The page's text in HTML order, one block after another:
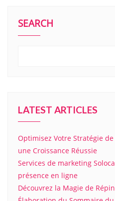
SEARCH
LATEST ARTICLES
Optimisez Votre Stratégie
une Croissance Réussie
Services de marketing
présence en ligne
Découvrez la Magie de